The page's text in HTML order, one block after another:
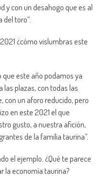
y con un desahogo que es al
toro”.
¿cómo vislumbras este
este año podamos ya
plazas, con todas las
con un aforo reducido, pero
en este 2021 el que
gusto, a nuestra afición,
de la familia taurina”.
el ejemplo. ¿Qué te parece
la economía taurina?